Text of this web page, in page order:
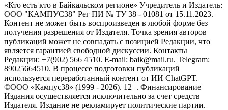
«Кто есть кто в Байкальском регионе» Учредитель и Издатель:
ООО "КАМПУС38" Рег ПИ № ТУ 38 - 01081 от 15.11.2023.
Контент не может быть воспроизведен в любой форме без
получения разрешения от Издателя. Точка зрения авторов
публикаций может не совпадать с позицией Редакции, что
является гарантией свободной дискуссии. Контакты
Редакции: +7(902) 566 4510. E-mail: baik@mail.ru. Telegram:
89025664510. В процессе подготовки публикаций
используется переработанный контент от ИИ ChatGPT.
©ООО «Кампус38» (1999 - 2026). 12+. Финансирование
Издания осуществляется исключительно за счет средств
Издателя. Издание не рекламирует политические партии.